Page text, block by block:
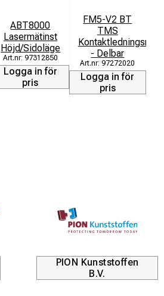
ABT8000
Lasermätinst
Höjd/Sidoläge
97312850
Logga in för
pris
FM5-V2 BT
TMS
- Delbar
97272020
Logga in för
pris
PION Kunststoffen
B.V.